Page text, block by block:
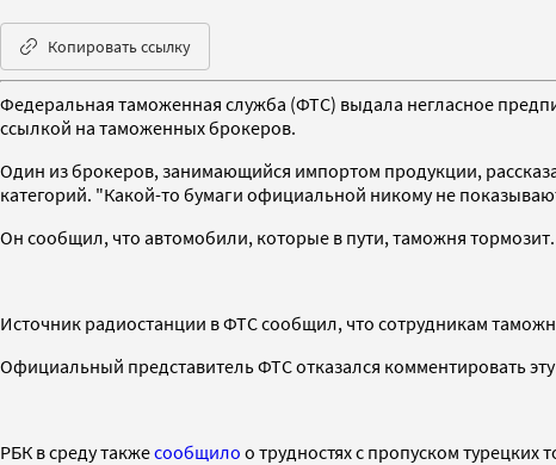
Копировать ссылку
Федеральная таможенная служба (ФТС) выдала негласное
ссылкой на таможенных брокеров.
Один из брокеров, занимающийся импортом продукции,
категорий. "Какой-то бумаги официальной никому не
Он сообщил, что автомобили, которые в пути, таможня
Источник радиостанции в ФТС сообщил, что сотрудникам
Официальный представитель ФТС отказался комментировать
РБК в среду такжесообщило о трудностях с пропуском